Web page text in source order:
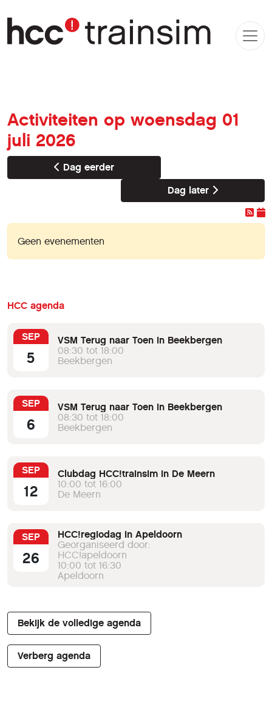
Activiteiten op woensdag 01
juli 2026
Dag eerder
Dag later
Geen evenementen
HCC agenda
SEP
5
VSM Terug naar Toen in Beekbergen
08:30 tot 18:00
Beekbergen
SEP
6
VSM Terug naar Toen in Beekbergen
08:30 tot 18:00
Beekbergen
SEP
12
Clubdag HCC!trainsim in De Meern
10:00 tot 16:00
De Meern
SEP
26
HCC!regiodag in Apeldoorn
Georganiseerd door:
HCC!apeldoorn
10:00 tot 16:30
Apeldoorn
Bekijk de volledige agenda
Verberg agenda